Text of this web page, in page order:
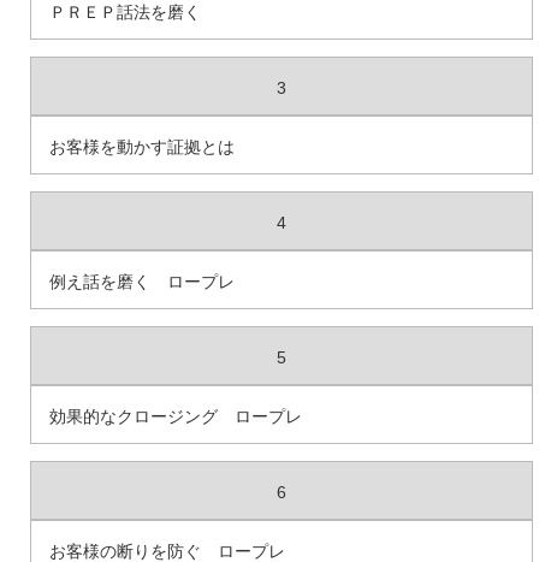
ＰＲＥＰ話法を磨く
3
お客様を動かす証拠とは
4
例え話を磨く ロープレ
5
効果的なクロージング ロープレ
6
お客様の断りを防ぐ ロープレ